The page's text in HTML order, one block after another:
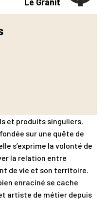
et produits singuliers,
fondée sur une quête de
s’exprime la volonté de
la relation entre
de vie et son territoire.
enraciné se cache
artiste de métier depuis